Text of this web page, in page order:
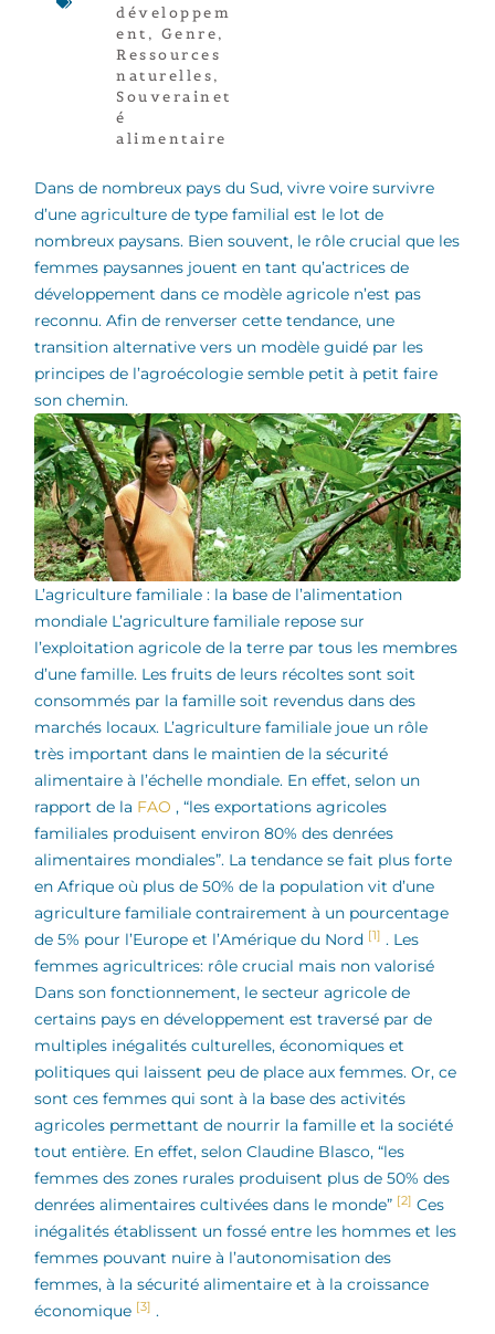
développem
ent , Genre,
Ressources
naturelles,
Souverainet
é
alimentaire
Dans de nombreux pays du Sud, vivre voire survivre
d’une agriculture de type familial est le lot de
nombreux paysans. Bien souvent, le rôle crucial que les
femmes paysannes jouent en tant qu’actrices de
développement dans ce modèle agricole n’est pas
reconnu. Afin de renverser cette tendance, une
transition alternative vers un modèle guidé par les
principes de l’agroécologie semble petit à petit faire
son chemin.
L’agriculture familiale : la base de l’alimentation
mondiale L’agriculture familiale repose sur
l’exploitation agricole de la terre par tous les membres
d’une famille. Les fruits de leurs récoltes sont soit
consommés par la famille soit revendus dans des
marchés locaux. L’agriculture familiale joue un rôle
très important dans le maintien de la sécurité
alimentaire à l’échelle mondiale. En effet, selon un
rapport de la FAO, “les exportations agricoles
familiales produisent environ 80% des denrées
alimentaires mondiales”. La tendance se fait plus forte
en Afrique où plus de 50% de la population vit d’une
agriculture familiale contrairement à un pourcentage
de 5% pour l’Europe et l’Amérique du Nord [1] . Les
femmes agricultrices: rôle crucial mais non valorisé
Dans son fonctionnement, le secteur agricole de
certains pays en développement est traversé par de
multiples inégalités culturelles, économiques et
politiques qui laissent peu de place aux femmes. Or, ce
sont ces femmes qui sont à la base des activités
agricoles permettant de nourrir la famille et la société
tout entière. En effet, selon Claudine Blasco, “les
femmes des zones rurales produisent plus de 50% des
denrées alimentaires cultivées dans le monde” [2] Ces
inégalités établissent un fossé entre les hommes et les
femmes pouvant nuire à l’autonomisation des
femmes, à la sécurité alimentaire et à la croissance
économique [3] .